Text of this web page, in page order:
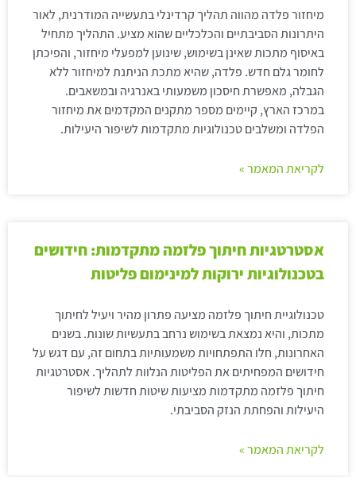
מיחזור פלדה מהווה תהליך קרדינלי בתעשייה המודרנית, לאור
היתרונות הסביבתיים והכלכליים שהוא מציע. התהליך מתחיל
באיסוף מתכות שאינן בשימוש, שינוען למפעלי מיחזור, והפיכתן
לחומר גלם חדש. פלדה, שהיא מתכת הניתנת למיחזור ללא
הגבלה, מאפשרת חיסכון משמעותי באנרגיה ובמשאבים.
במרכז הארץ, קיימים מספר מתקנים המקדמים את מיחזור
הפלדה ומשלבים טכנולוגיות מתקדמות לשיפור היעילות.
לקריאת המאמר »
אסטרטגיות חיתוך פלזמה מתקדמות: חידושים
בטכנולוגיות ירוקות למינימום פליטות
טכנולוגיית חיתוך פלזמה מציעה פתרון מהיר ויעיל לחיתוך
מתכות, והיא נמצאת בשימוש נרחב בתעשיות שונות. בשנים
האחרונות, חלו התפתחויות משמעותיות בתחום זה, עם דגש על
חידושים המפחיתים את הפליטות הנלוות לתהליך. אסטרטגיות
חיתוך פלזמה מתקדמות מציעות שיטות חדשות לשיפור
היעילות והפחתת הנזק הסביבתי.
לקריאת המאמר »